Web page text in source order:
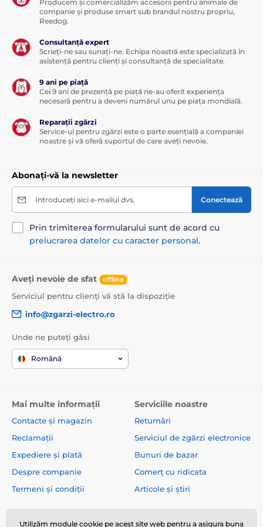
Producem și comercializăm accesorii pentru animale de
companie și produse smart sub brandul nostru propriu,
Reedog.
Consultanță expert
Scrieți-ne sau sunați-ne. Echipa noastră este specializată în
asistență pentru clienți și consultanță de specialitate.
9 ani pe piață
Cei 9 ani de prezență pe piață ne-au oferit experiența
necesară pentru a deveni numărul unu pe piața mondială.
Reparații zgărzi
Service-ul pentru zgărzi este o parte esențială a companiei
noastre și vă oferă suportul de care aveți nevoie.
Abonați-vă la newsletter
Introduceți aici e-mailul dvs. Conectează
Prin trimiterea formularului sunt de acord cu
prelucrarea datelor cu caracter personal.
Aveți nevoie de sfat offline
Serviciul pentru clienți vă stă la dispoziție
info@zgarzi-electro.ro
Unde ne puteți găsi
Română
Mai multe informații
Contacte și magazin
Reclamații
Expediere și plată
Despre companie
Termeni și condiții
Serviciile noastre
Returnări
Serviciul de zgărzi electronice
Bunuri de bazar
Comerț cu ridicata
Articole și știri
Utilizăm module cookie pe acest site web pentru a asigura buna